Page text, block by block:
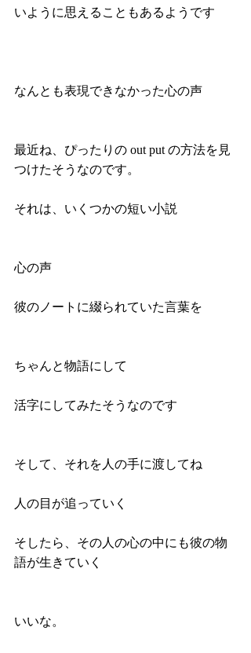
いように思えることもあるようです
なんとも表現できなかった心の声
最近ね、ぴったりの out put の方法を見
つけたそうなのです。
それは、いくつかの短い小説
心の声
彼のノートに綴られていた言葉を
ちゃんと物語にして
活字にしてみたそうなのです
そして、それを人の手に渡してね
人の目が追っていく
そしたら、その人の心の中にも彼の物
語が生きていく
いいな。